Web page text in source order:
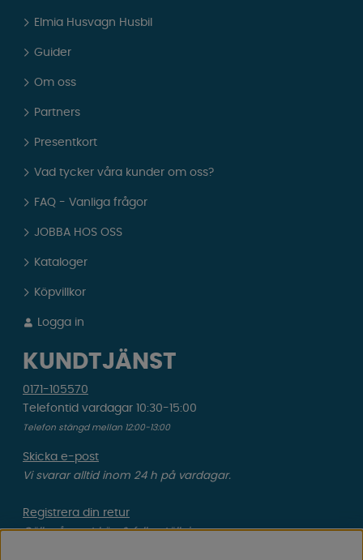
Elmia Husvagn Husbil
Guider
Om oss
Partners
Presentkort
Vad tycker våra kunder om oss?
FAQ - Vanliga frågor
JOBBA HOS OSS
Kataloger
Köpvillkor
Logga in
KUNDTJÄNST
0171-105570
Telefontid vardagar 10:30-15:00
Telefon stängd mellan 12:00-13:00
Skicka e-post
Vi svarar alltid inom 24 h på vardagar.
Registrera din retur
Gäller ångrat köp & felbeställning.